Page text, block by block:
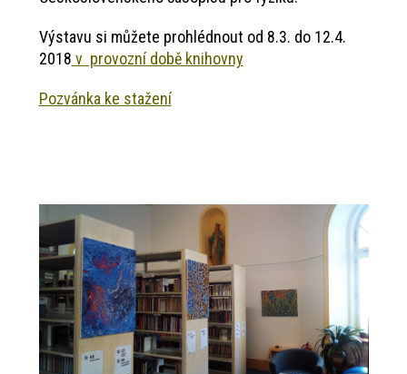
Výstavu si můžete prohlédnout od 8.3. do 12.4.
2018 v provozní době knihovny
Pozvánka ke stažení